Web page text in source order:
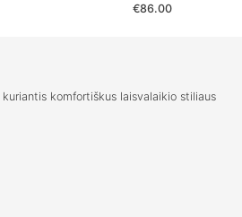
€86.00
komfortiškus laisvalaikio stiliaus